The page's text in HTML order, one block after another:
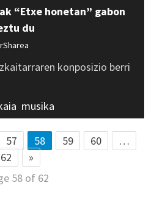
“Etxe honetan” gabon
du
konposizio berri
musika
57 58 59 60
…
62
»
58 of 62